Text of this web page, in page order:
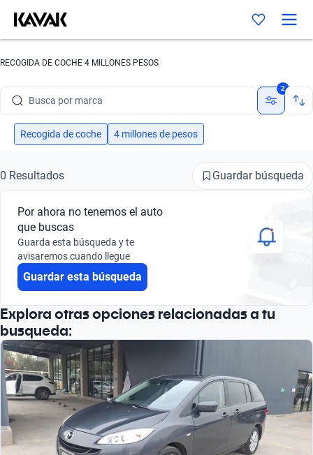
RECOGIDA DE COCHE 4 MILLONES PESOS
Busca por marca
Busca por modelo
Busca por año
Busca por marca
Busca por modelo
Busca por año
2
Recogida de coche 4 millones de pesos
0 Resultados Guardar búsqueda
Por ahora no tenemos el auto
que buscas
Guarda esta búsqueda y te
avisaremos cuando llegue
Guardar esta búsqueda
Explora otras opciones relacionadas a tu
busqueda: